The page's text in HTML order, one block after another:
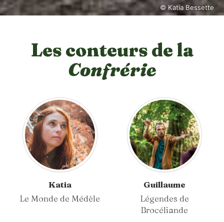
© Katia Bessette
Les conteurs de la
Confrérie
Katia
Le Monde de Médèle
Guillaume
Légendes de
Brocéliande